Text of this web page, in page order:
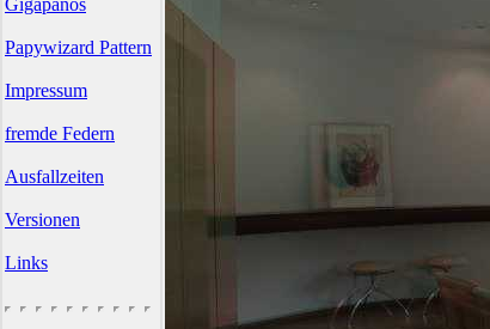
Gigapanos
Papywizard Pattern
Impressum
fremde Federn
Ausfallzeiten
Versionen
Links